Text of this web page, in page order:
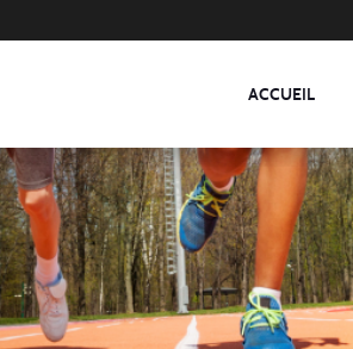
ACCUEIL